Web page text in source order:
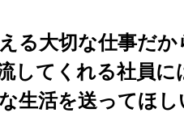
る大切な仕事だ
してくれる社員に
生活を送ってほし